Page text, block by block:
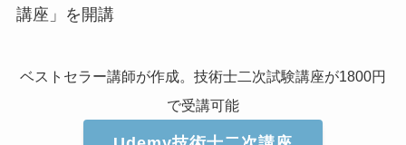
講座」を開講
ベストセラー講師が作成。技術士二次試験講座が1800円
で受講可能